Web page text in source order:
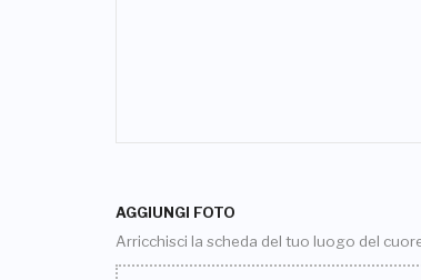
AGGIUNGI FOTO
Arricchisci la scheda del tuo luogo del